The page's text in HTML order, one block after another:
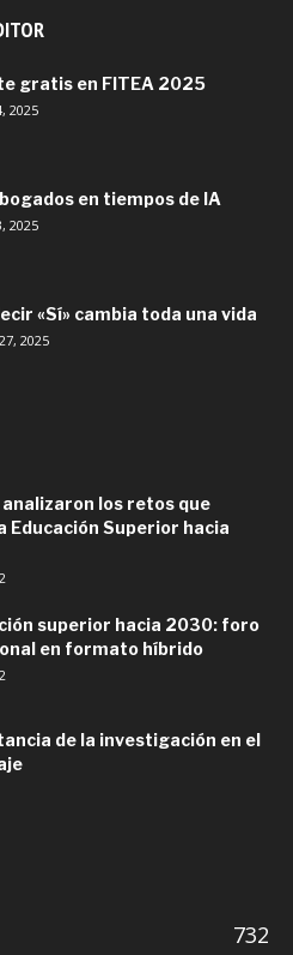
gratis en FITEA 2025
2025
en tiempos de IA
2025
«Sí» cambia toda una vida
2025
los retos que
Educación Superior hacia
superior hacia 2030: foro
en formato híbrido
de la investigación en el
732